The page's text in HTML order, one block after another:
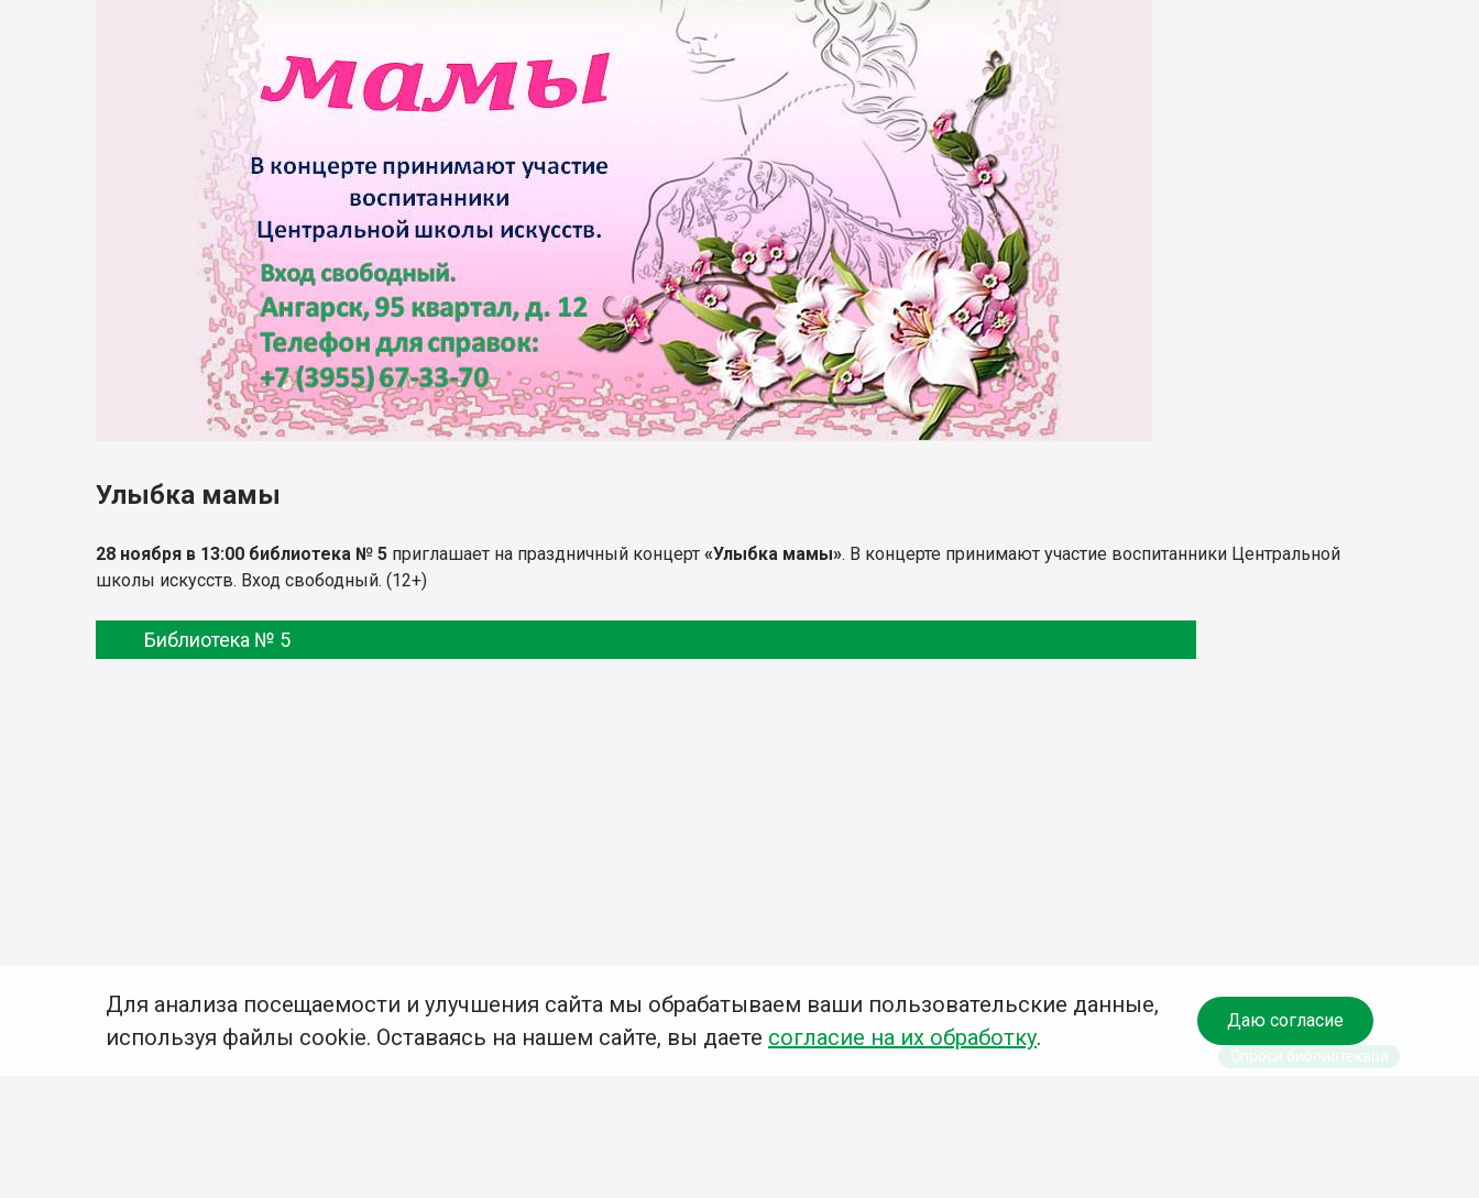
Улыбка мамы
28 ноября в 13:00 библиотека № 5 приглашает на праздничный концерт «Улыбка мамы». В концерте принимают участие воспитанники Центральной
школы искусств. Вход свободный. (12+)
Библиотека № 5
Для анализа посещаемости и улучшения сайта мы обрабатываем ваши пользовательские данные,
используя файлы cookie. Оставаясь на нашем сайте, вы даете согласие на их обработку.
Даю согласие
Спроси библиотекаря